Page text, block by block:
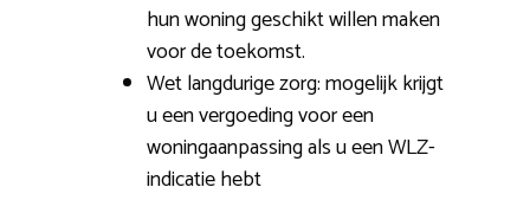
hun woning geschikt willen maken
voor de toekomst.
Wet langdurige zorg: mogelijk krijgt
u een vergoeding voor een
woningaanpassing als u een WLZ-
indicatie hebt